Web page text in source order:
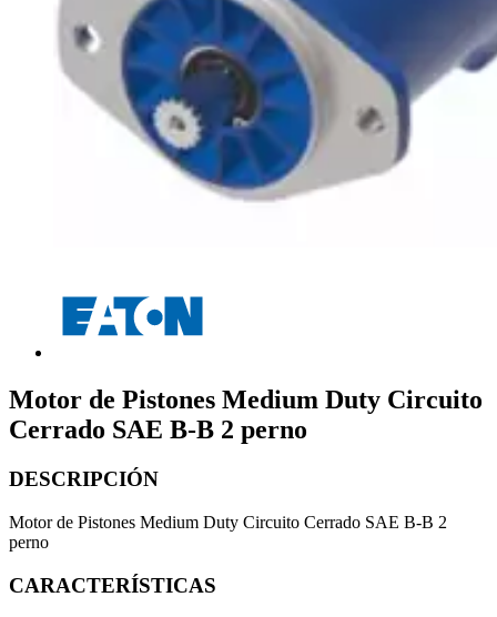
Motor de Pistones Medium Duty Circuito
Cerrado SAE B-B 2 perno
DESCRIPCIÓN
Motor de Pistones Medium Duty Circuito Cerrado SAE B-B 2
perno
CARACTERÍSTICAS